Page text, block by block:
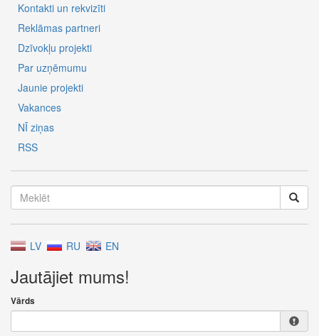
Kontakti un rekvizīti
Reklāmas partneri
Dzīvokļu projekti
Par uzņēmumu
Jaunie projekti
Vakances
NĪ ziņas
RSS
LV RU EN
Jautājiet mums!
Vārds